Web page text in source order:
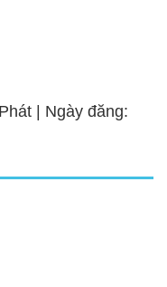
| Ngày đăng: